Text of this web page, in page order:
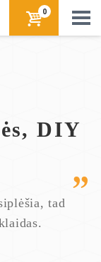
0
DIY
tad